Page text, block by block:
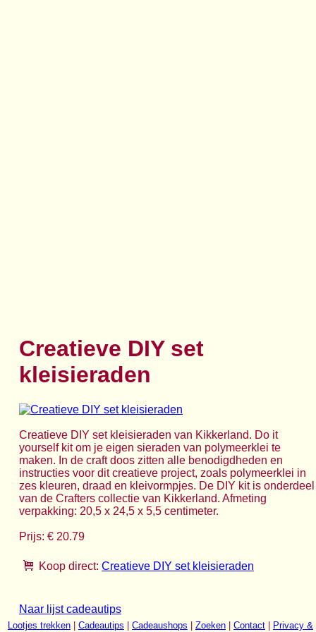
Creatieve DIY set
kleisieraden
Creatieve DIY set kleisieraden van Kikkerland. Do it
yourself kit om je eigen sieraden van polymeerklei te
maken. In de craft doos zitten alle benodigdheden en
instructies voor dit creatieve project, zoals polymeerklei in
zes kleuren, draad en kleivormpjes. De DIY kit is onderdeel
van de Crafters collectie van Kikkerland. Afmeting
verpakking: 20,5 x 24,5 x 5,5 centimeter.
Prijs: € 20.79
Koop direct: Creatieve DIY set kleisieraden
Naar lijst cadeautips
Lootjes trekken Cadeautips Cadeaushops Zoeken Contact Privacy &